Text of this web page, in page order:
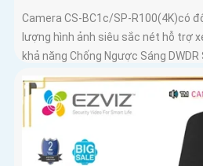
Camera CS-BC1c/SP-R100(4K)có
lượng hình ảnh siêu sắc nét hỗ trợ
khả năng Chống Ngược Sáng
ảnh CMOS camera CS-BC1c/SP-
camera giá rẻ với khả năng lưu trữ
thông qua khe thẻ nhớ